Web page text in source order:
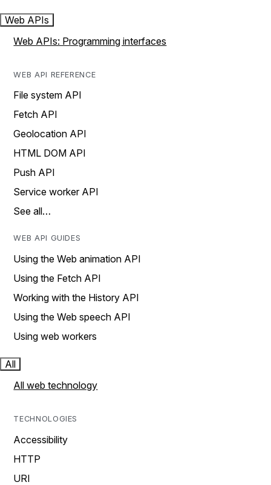
Web APIs
Web APIs: Programming interfaces
WEB API REFERENCE
File system API
Fetch API
Geolocation API
HTML DOM API
Push API
Service worker API
See all…
WEB API GUIDES
Using the Web animation API
Using the Fetch API
Working with the History API
Using the Web speech API
Using web workers
All
All web technology
TECHNOLOGIES
Accessibility
HTTP
URI